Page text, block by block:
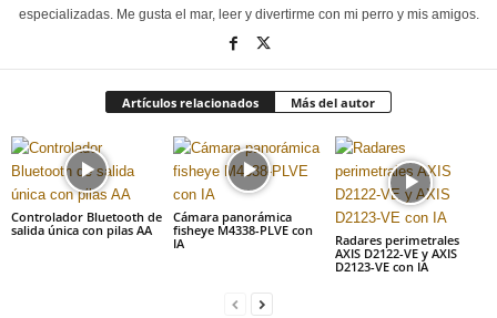
especializadas. Me gusta el mar, leer y divertirme con mi perro y mis amigos.
Artículos relacionados Más del autor
Controlador Bluetooth de
salida única con pilas AA
Cámara panorámica
fisheye M4338-PLVE con
IA
Radares perimetrales
AXIS D2122-VE y AXIS
D2123-VE con IA